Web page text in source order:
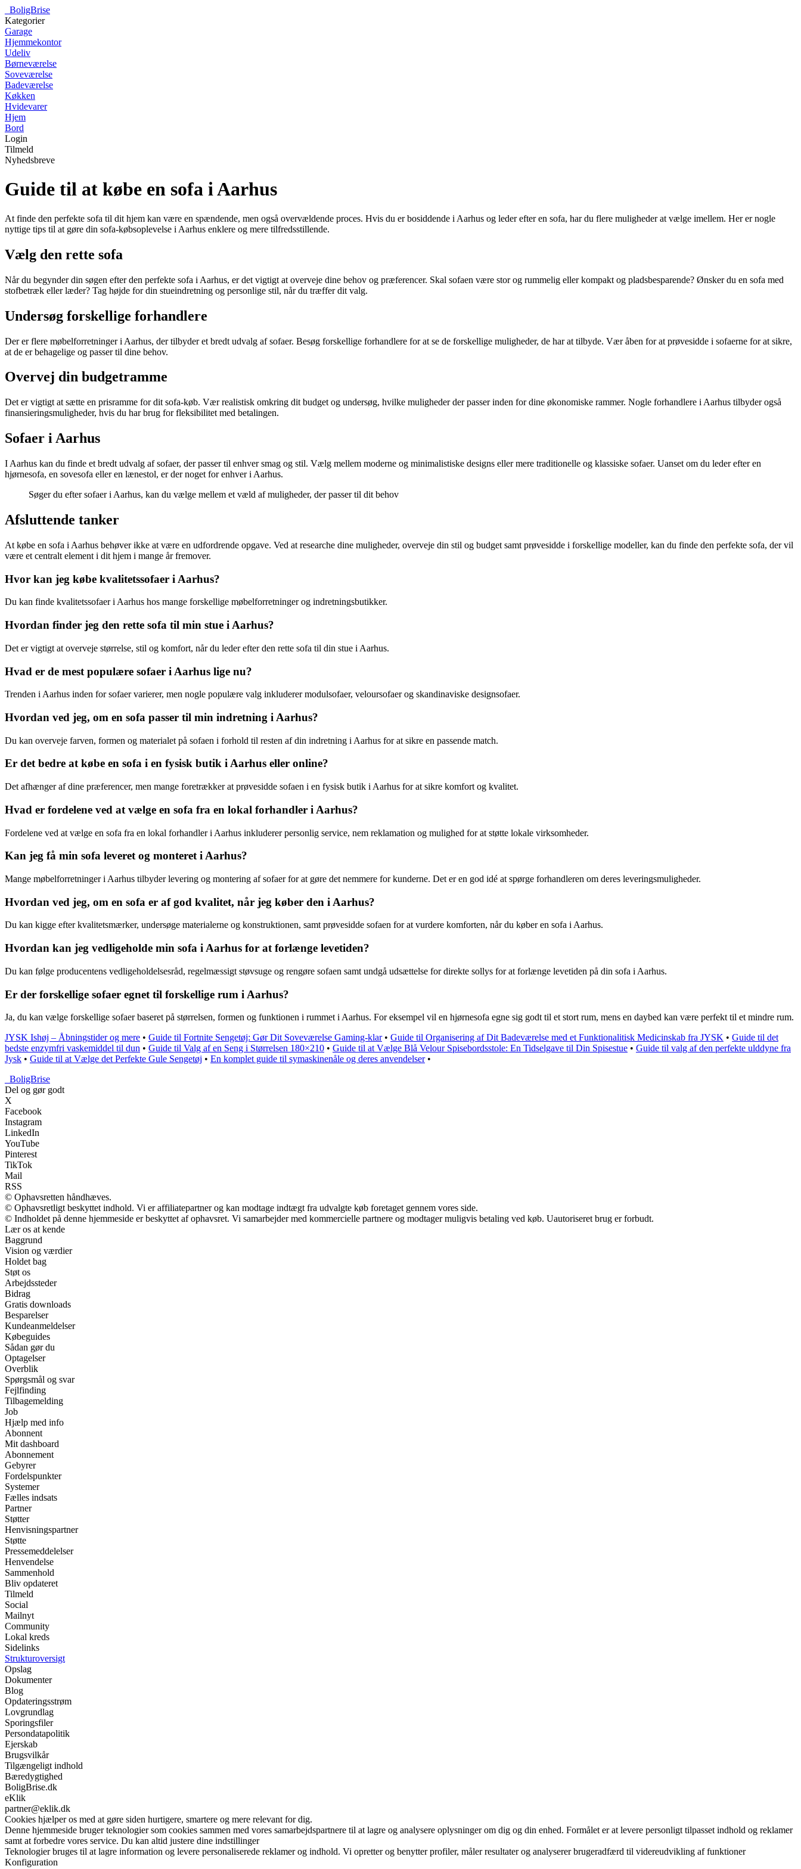
BoligBrise
Kategorier
Garage
Hjemmekontor
Udeliv
Børneværelse
Soveværelse
Badeværelse
Køkken
Hvidevarer
Hjem
Bord
Login
Tilmeld
Nyhedsbreve
Guide til at købe en sofa i Aarhus
At finde den perfekte sofa til dit hjem kan være en spændende, men også overvældende proces. Hvis du er bosiddende i Aarhus og leder efter en sofa, har du flere muligheder at vælge imellem. Her er nogle
nyttige tips til at gøre din sofa-købsoplevelse i Aarhus enklere og mere tilfredsstillende.
Vælg den rette sofa
Når du begynder din søgen efter den perfekte sofa i Aarhus, er det vigtigt at overveje dine behov og præferencer. Skal sofaen være stor og rummelig eller kompakt og pladsbesparende? Ønsker du en sofa med
stofbetræk eller læder? Tag højde for din stueindretning og personlige stil, når du træffer dit valg.
Undersøg forskellige forhandlere
Der er flere møbelforretninger i Aarhus, der tilbyder et bredt udvalg af sofaer. Besøg forskellige forhandlere for at se de forskellige muligheder, de har at tilbyde. Vær åben for at prøvesidde i sofaerne for at sikre,
at de er behagelige og passer til dine behov.
Overvej din budgetramme
Det er vigtigt at sætte en prisramme for dit sofa-køb. Vær realistisk omkring dit budget og undersøg, hvilke muligheder der passer inden for dine økonomiske rammer. Nogle forhandlere i Aarhus tilbyder også
finansieringsmuligheder, hvis du har brug for fleksibilitet med betalingen.
Sofaer i Aarhus
I Aarhus kan du finde et bredt udvalg af sofaer, der passer til enhver smag og stil. Vælg mellem moderne og minimalistiske designs eller mere traditionelle og klassiske sofaer. Uanset om du leder efter en
hjørnesofa, en sovesofa eller en lænestol, er der noget for enhver i Aarhus.
Søger du efter sofaer i Aarhus, kan du vælge mellem et væld af muligheder, der passer til dit behov
Afsluttende tanker
At købe en sofa i Aarhus behøver ikke at være en udfordrende opgave. Ved at researche dine muligheder, overveje din stil og budget samt prøvesidde i forskellige modeller, kan du finde den perfekte sofa, der vil
være et centralt element i dit hjem i mange år fremover.
Hvor kan jeg købe kvalitetssofaer i Aarhus?
Du kan finde kvalitetssofaer i Aarhus hos mange forskellige møbelforretninger og indretningsbutikker.
Hvordan finder jeg den rette sofa til min stue i Aarhus?
Det er vigtigt at overveje størrelse, stil og komfort, når du leder efter den rette sofa til din stue i Aarhus.
Hvad er de mest populære sofaer i Aarhus lige nu?
Trenden i Aarhus inden for sofaer varierer, men nogle populære valg inkluderer modulsofaer, veloursofaer og skandinaviske designsofaer.
Hvordan ved jeg, om en sofa passer til min indretning i Aarhus?
Du kan overveje farven, formen og materialet på sofaen i forhold til resten af din indretning i Aarhus for at sikre en passende match.
Er det bedre at købe en sofa i en fysisk butik i Aarhus eller online?
Det afhænger af dine præferencer, men mange foretrækker at prøvesidde sofaen i en fysisk butik i Aarhus for at sikre komfort og kvalitet.
Hvad er fordelene ved at vælge en sofa fra en lokal forhandler i Aarhus?
Fordelene ved at vælge en sofa fra en lokal forhandler i Aarhus inkluderer personlig service, nem reklamation og mulighed for at støtte lokale virksomheder.
Kan jeg få min sofa leveret og monteret i Aarhus?
Mange møbelforretninger i Aarhus tilbyder levering og montering af sofaer for at gøre det nemmere for kunderne. Det er en god idé at spørge forhandleren om deres leveringsmuligheder.
Hvordan ved jeg, om en sofa er af god kvalitet, når jeg køber den i Aarhus?
Du kan kigge efter kvalitetsmærker, undersøge materialerne og konstruktionen, samt prøvesidde sofaen for at vurdere komforten, når du køber en sofa i Aarhus.
Hvordan kan jeg vedligeholde min sofa i Aarhus for at forlænge levetiden?
Du kan følge producentens vedligeholdelsesråd, regelmæssigt støvsuge og rengøre sofaen samt undgå udsættelse for direkte sollys for at forlænge levetiden på din sofa i Aarhus.
Er der forskellige sofaer egnet til forskellige rum i Aarhus?
Ja, du kan vælge forskellige sofaer baseret på størrelsen, formen og funktionen i rummet i Aarhus. For eksempel vil en hjørnesofa egne sig godt til et stort rum, mens en daybed kan være perfekt til et mindre rum.
JYSK Ishøj – Åbningstider og mere • Guide til Fortnite Sengetøj: Gør Dit Soveværelse Gaming-klar• Guide til Organisering af Dit Badeværelse med et Funktionalitisk Medicinskab fra JYSK • Guide til det
bedste enzymfri vaskemiddel til dun • Guide til Valg af en Seng i Størrelsen 180×210 • Guide til at Vælge Blå Velour Spisebordsstole: En Tidselgave til Din Spisestue • Guide til valg af den perfekte ulddyne fra
Jysk • Guide til at Vælge det Perfekte Gule Sengetøj • En komplet guide til symaskinenåle og deres anvendelser•
BoligBrise
Del og gør godt
X
Facebook
Instagram
LinkedIn
YouTube
Pinterest
TikTok
Mail
RSS
© Ophavsretten håndhæves.
© Ophavsretligt beskyttet indhold. Vi er affiliatepartner og kan modtage indtægt fra udvalgte køb foretaget gennem vores side.
© Indholdet på denne hjemmeside er beskyttet af ophavsret. Vi samarbejder med kommercielle partnere og modtager muligvis betaling ved køb. Uautoriseret brug er forbudt.
Lær os at kende
Baggrund
Vision og værdier
Holdet bag
Støt os
Arbejdssteder
Bidrag
Gratis downloads
Besparelser
Kundeanmeldelser
Købeguides
Sådan gør du
Optagelser
Overblik
Spørgsmål og svar
Fejlfinding
Tilbagemelding
Job
Hjælp med info
Abonnent
Mit dashboard
Abonnement
Gebyrer
Fordelspunkter
Systemer
Fælles indsats
Partner
Støtter
Henvisningspartner
Støtte
Pressemeddelelser
Henvendelse
Sammenhold
Bliv opdateret
Tilmeld
Social
Mailnyt
Community
Lokal kreds
Sidelinks
Strukturoversigt
Opslag
Dokumenter
Blog
Opdateringsstrøm
Lovgrundlag
Sporingsfiler
Persondatapolitik
Ejerskab
Brugsvilkår
Tilgængeligt indhold
Bæredygtighed
BoligBrise.dk
eKlik
partner@eklik.dk
Cookies hjælper os med at gøre siden hurtigere, smartere og mere relevant for dig.
Denne hjemmeside bruger teknologier som cookies sammen med vores samarbejdspartnere til at lagre og analysere oplysninger om dig og din enhed. Formålet er at levere personligt tilpasset indhold og reklamer
samt at forbedre vores service. Du kan altid justere dine indstillinger
Teknologier bruges til at lagre information og levere personaliserede reklamer og indhold. Vi opretter og benytter profiler, måler resultater og analyserer brugeradfærd til videreudvikling af funktioner
Konfiguration